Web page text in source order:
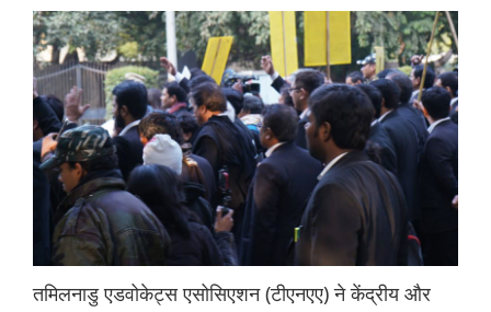
तमिलनाडु एडवोकेट्स एसोसिएशन (टीएनएए) ने केंद्रीय और